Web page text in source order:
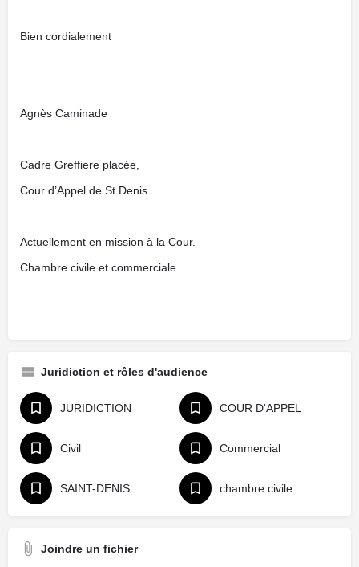
Bien cordialement
Agnès Caminade
Cadre Greffiere placée,
Cour d’Appel de St Denis
Actuellement en mission à la Cour.
Chambre civile et commerciale.
Juridiction et rôles d'audience
JURIDICTION COUR D'APPEL
Civil Commercial
SAINT-DENIS chambre civile
Joindre un fichier